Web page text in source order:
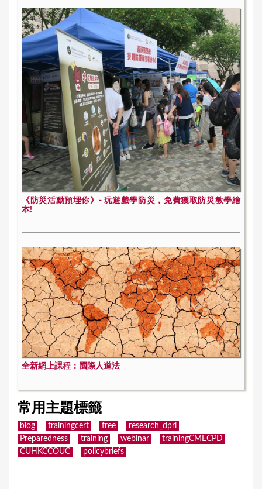
《防災活動預埋你》- 玩遊戲學防災，免費獲取防災教學繪
本!
全新網上課程：國際人道法
常用主題標籤
blog trainingcert free
research_dpri
Preparedness
training webinar
trainingCMECPD
CUHKCCOUC
policybriefs